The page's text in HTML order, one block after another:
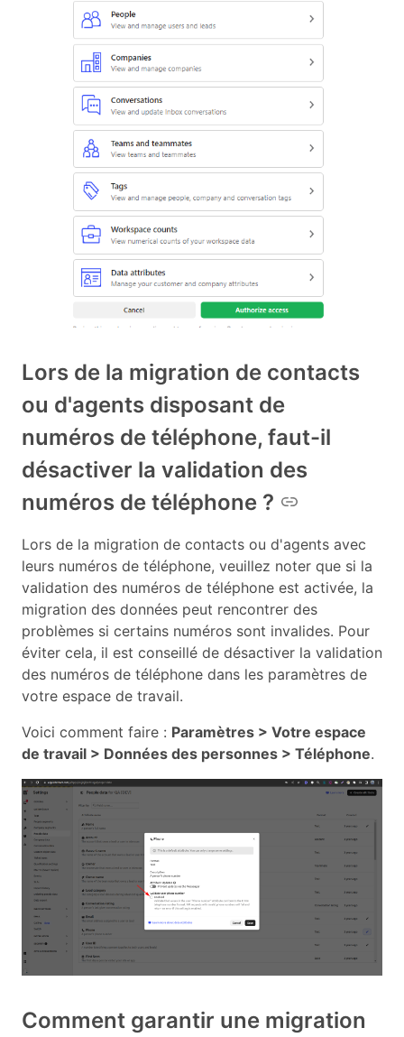
Lors de la migration de contacts
ou d'agents disposant de
numéros de téléphone, faut-il
désactiver la validation des
numéros de téléphone ?
Lors de la migration de contacts ou d'agents avec
leurs numéros de téléphone, veuillez noter que si la
validation des numéros de téléphone est activée, la
migration des données peut rencontrer des
problèmes si certains numéros sont invalides. Pour
éviter cela, il est conseillé de désactiver la validation
des numéros de téléphone dans les paramètres de
votre espace de travail.
Voici comment faire : Paramètres > Votre espace
de travail > Données des personnes > Téléphone.
Comment garantir une migration